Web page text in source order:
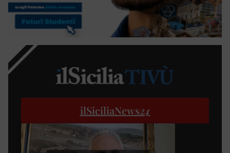
ilSiciliaNews24